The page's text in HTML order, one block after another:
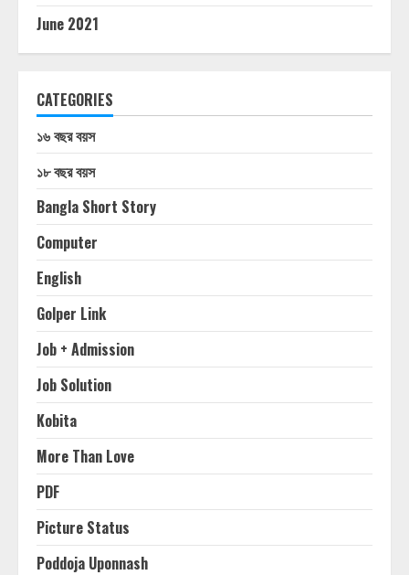
June 2021
CATEGORIES
১৬ বছর বয়স
১৮ বছর বয়স
Bangla Short Story
Computer
English
Golper Link
Job + Admission
Job Solution
Kobita
More Than Love
PDF
Picture Status
Poddoja Uponnash